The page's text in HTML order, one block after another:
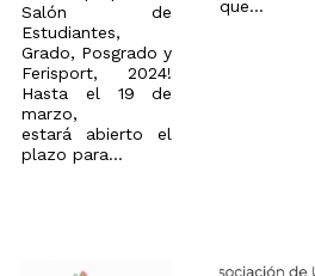
Salón de
Estudiantes,
Grado, Posgrado y
Ferisport, 2024!
Hasta el 19 de
marzo,
estará abierto el
plazo para...
que...